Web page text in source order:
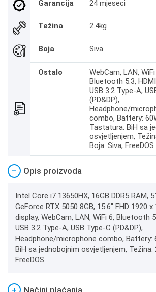
Garancija 24 mjeseci
Težina 2.4kg
Boja Siva
Ostalo
WebCam, LAN, WiFi
Bluetooth 5.3,
USB 3.2 Type-A,
(PD&DP),
Headphone/
combo, Battery:
Tastatura: BiH sa
osvjetljenjem,
Boja: Siva, FreeDOS
− Opis proizvoda
Intel Core i7 13650HX, 16GB DDR5 RAM,
GeForce RTX 5050 8GB, 15.6" FHD 1920 x
display, WebCam, LAN, WiFi 6, Bluetooth
USB 3.2 Type-A, USB Type-C (PD&DP),
Headphone/microphone combo, Battery:
BiH sa jednobojnim osvjetljenjem, Težina:
FreeDOS
+
Načini plaćanja